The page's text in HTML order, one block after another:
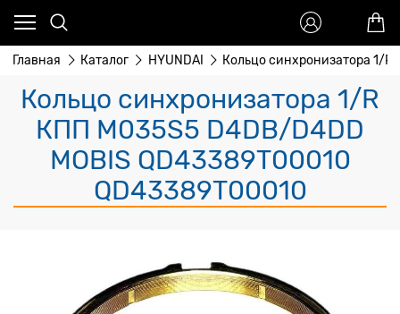
Главная Каталог HYUNDAI Кольцо синхронизатора 1/R
Кольцо синхронизатора 1/R
КПП M035S5 D4DB/D4DD
MOBIS QD43389T00010
QD43389T00010